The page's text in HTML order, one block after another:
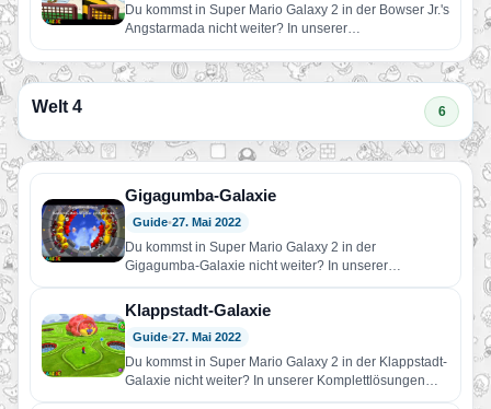
Du kommst in Super Mario Galaxy 2 in der Bowser Jr.'s
Angstarmada nicht weiter? In unserer
Komplettlösungen findest…
Welt 4 6
Gigagumba-Galaxie
Guide•27. Mai 2022
Du kommst in Super Mario Galaxy 2 in der
Gigagumba-Galaxie nicht weiter? In unserer
Komplettlösungen findest du Hilfe!…
Klappstadt-Galaxie
Guide•27. Mai 2022
Du kommst in Super Mario Galaxy 2 in der Klappstadt-
Galaxie nicht weiter? In unserer Komplettlösungen
findest du Hilfe!…